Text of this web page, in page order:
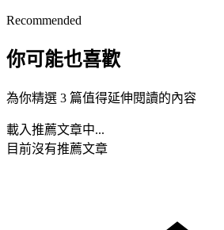
Recommended
你可能也喜歡
為你精選 3 篇值得延伸閱讀的內容
載入推薦文章中...
目前沒有推薦文章